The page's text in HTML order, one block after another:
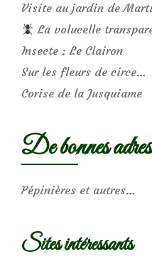
Visite au jardin de
La volucelle
Insecte : Le Clairon
Sur les fleurs de circe…
Corise de la Jusquiame
De bonnes
Pépinières et autres…
Sites intéressants